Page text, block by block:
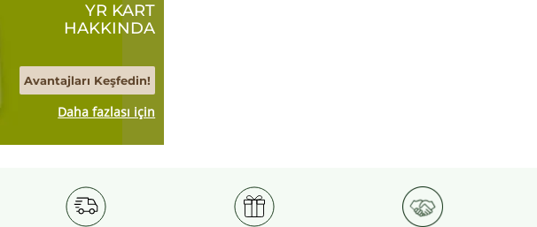
YR KART
HAKKINDA
Avantajları Keşfedin!
Daha fazlası için